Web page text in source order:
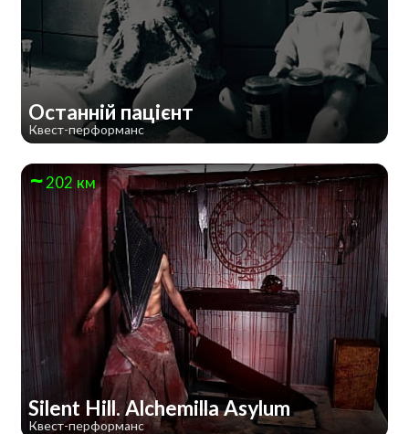
Останній пацієнт
Квест-перформанс
202 км
Silent Hill. Alchemilla Asylum
Квест-перформанс